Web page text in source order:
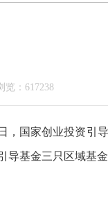
览：617238
，国家创业投资引
导基金三只区域基